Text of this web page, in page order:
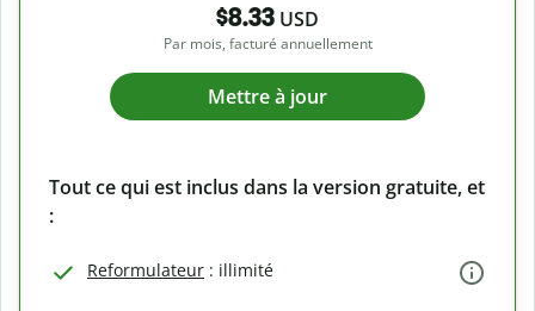
$8.33 USD
Par mois, facturé annuellement
Mettre à jour
Tout ce qui est inclus dans la version gratuite, et
:
Reformulateur : illimité